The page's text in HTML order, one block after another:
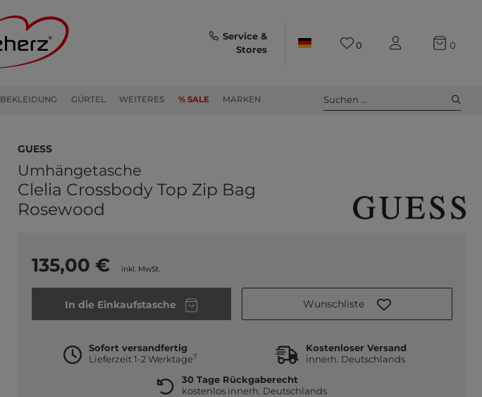
BEKLEIDUNG GÜRTEL WEITERES % SALE MARKEN
Service &
Stores
0 0
Suchen ...
GUESS
Umhängetasche
Clelia Crossbody Top Zip Bag
Rosewood
135,00 € inkl. MwSt.
In die Einkaufstasche Wunschliste
Sofort versandfertig
Lieferzeit 1-2 Werktage7
Kostenloser Versand
innerh. Deutschlands
30 Tage Rückgaberecht
kostenlos innerh. Deutschlands